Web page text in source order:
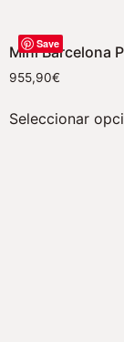
Save
Mini Barcelona
955,90€
Seleccionar